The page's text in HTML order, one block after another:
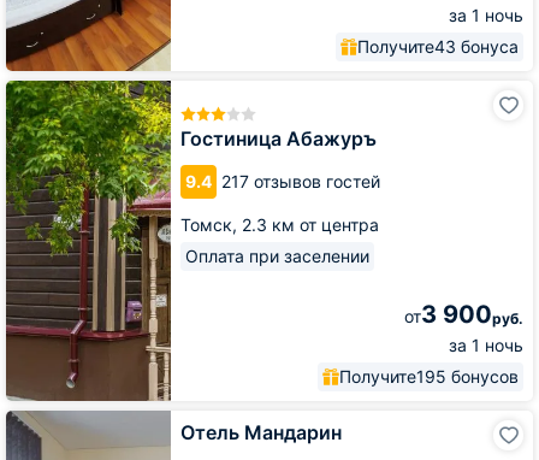
за 1 ночь
Получите43 бонуса
Гостиница Абажуръ
9.4 217 отзывов гостей
Томск, 2.3 км от центра
Оплата при заселении
от3 900руб.
за 1 ночь
Получите195 бонусов
Гостиница
Абажуръ
Отель Мандарин
Отель
Мандарин